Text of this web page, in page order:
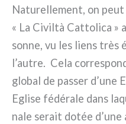
Naturellement, on
« La Civiltà Cattolica »
son­ne, vu les liens très
l’autre. Cela
glo­bal de pas­ser d’une
Eglise fédé­ra­le dans
na­le serait dotée